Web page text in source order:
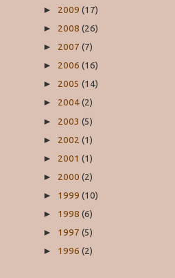
► 2009 (17)
► 2008 (26)
► 2007 (7)
► 2006 (16)
► 2005 (14)
► 2004(2)
► 2003 (5)
► 2002 (1)
► 2001 (1)
► 2000 (2)
► 1999 (10)
► 1998 (6)
► 1997 (5)
► 1996 (2)